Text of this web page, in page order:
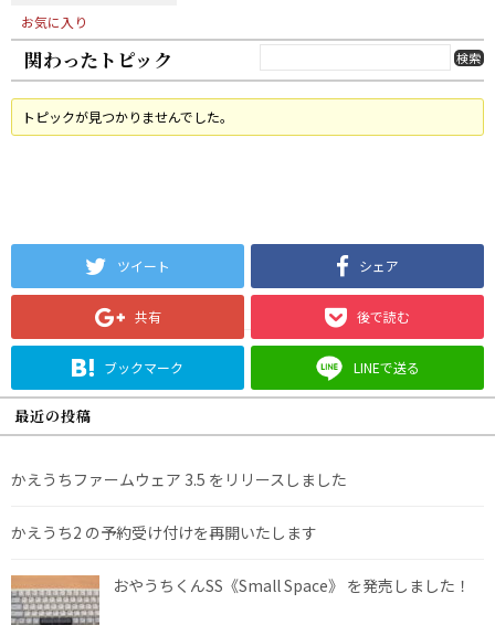
お気に入り
関わったトピック
トピックが見つかりませんでした。
ツイート シェア
共有 後で読む
ブックマーク LINEで送る
最近の投稿
かえうちファームウェア 3.5 をリリースしました
かえうち2 の予約受け付けを再開いたします
おやうちくんSS《Small Space》 を発売しました！